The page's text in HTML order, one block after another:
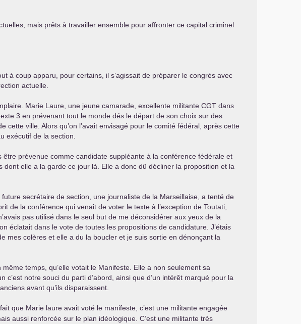
mais prêts à travailler ensemble pour affronter ce capital criminel
à coup apparu, pour certains, il s’agissait de préparer le congrès avec
actuelle.
Marie Laure, une jeune camarade, excellente militante CGT dans
3 en prévenant tout le monde dés le départ de son choix sur des
ville. Alors qu’on l’avait envisagé pour le comité fédéral, après cette
exécutif de la section.
prévenue comme candidate suppléante à la conférence fédérale et
elle a la garde ce jour là. Elle a donc dû décliner la proposition et la
secrétaire de section, une journaliste de la Marseillaise, a tenté de
de la conférence qui venait de voter le texte à l’exception de Toutati,
pas utilisé dans le seul but de me déconsidérer aux yeux de la
éclatait dans le vote de toutes les propositions de candidature. J’étais
mes colères et elle a du la boucler et je suis sortie en dénonçant la
temps, qu’elle votait le Manifeste. Elle a non seulement sa
notre souci du parti d’abord, ainsi que d’un intérêt marqué pour la
avant qu’ils disparaissent.
que Marie laure avait voté le manifeste, c’est une militante engagée
aussi renforcée sur le plan idéologique. C’est une militante très